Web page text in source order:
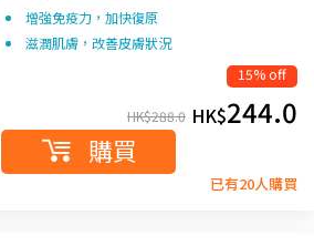
增強免疫力，加快復原
滋潤肌膚，改善皮膚狀況
15% off
HK$288.0 HK$244.0
購買
已有20人購買